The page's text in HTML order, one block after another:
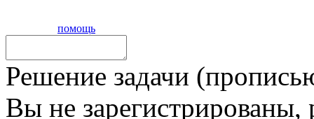
помощь
Решение задачи
Вы не